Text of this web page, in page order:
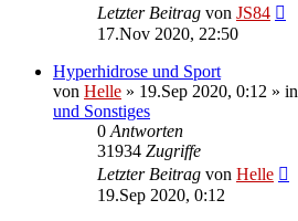
Letzter Beitrag von JS84
17.Nov 2020, 22:50
Hyperhidrose und Sport
von Helle » 19.Sep 2020, 0:12 » in
und Sonstiges
0 Antworten
31934 Zugriffe
Letzter Beitrag von Helle
19.Sep 2020, 0:12